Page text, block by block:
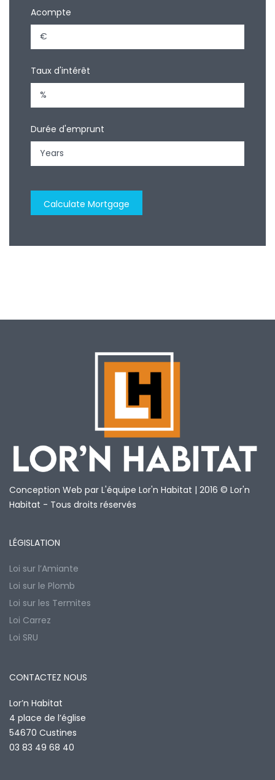
Acompte
Taux d'intérêt
Durée d'emprunt
Conception Web par L'équipe Lor'n Habitat | 2016 © Lor'n
Habitat - Tous droits réservés
LÉGISLATION
Loi sur l’Amiante
Loi sur le Plomb
Loi sur les Termites
Loi Carrez
Loi SRU
CONTACTEZ NOUS
Lor’n Habitat
4 place de l’église
54670 Custines
03 83 49 68 40